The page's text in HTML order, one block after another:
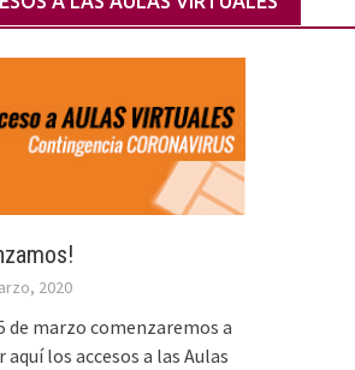
2020
de marzo comenzaremos a
aquí los accesos a las Aulas